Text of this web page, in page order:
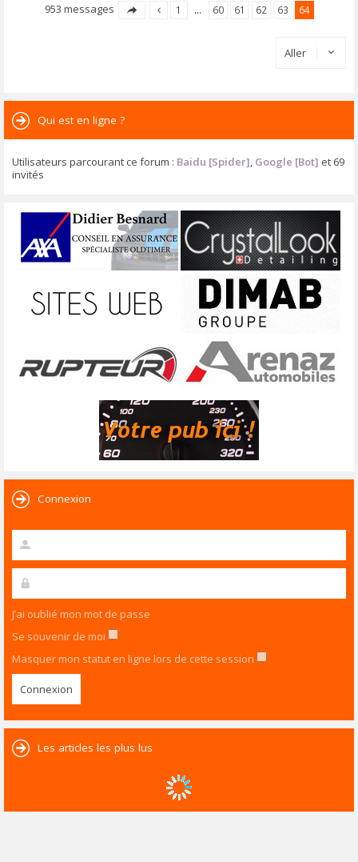
953 messages 1 … 60 61 62 63 64
Aller
Qui est en ligne ?
Utilisateurs parcourant ce forum : Baidu [Spider], Google [Bot] et 69
invités
Connexion
J’ai oublié mon mot de passe
Se souvenir de moi
Masquer mon statut en ligne lors de cette session
Les articles les plus lus